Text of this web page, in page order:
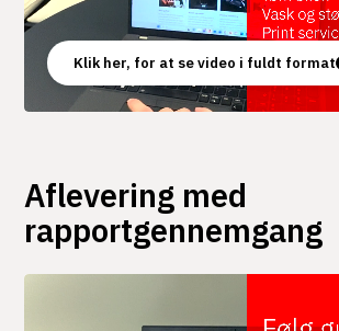
Klik her, for at se video i fuldt format
Aflevering med
rapportgennemgang